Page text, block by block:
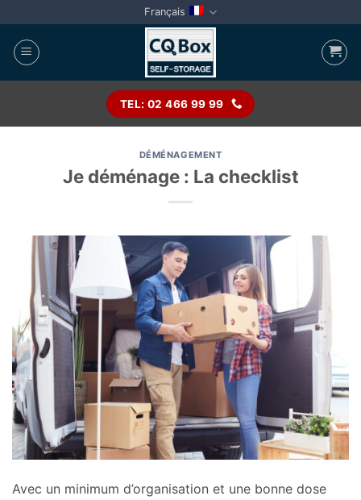
au
contenu
Français
TEL: 02 466 99 99
DÉMÉNAGEMENT
Je déménage : La checklist
Avec un minimum d’organisation et une bonne dose